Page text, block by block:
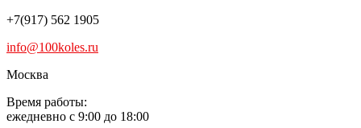
+7(917) 562 1905
info@100koles.ru
Москва
Время работы:
ежедневно с 9:00 до 18:00